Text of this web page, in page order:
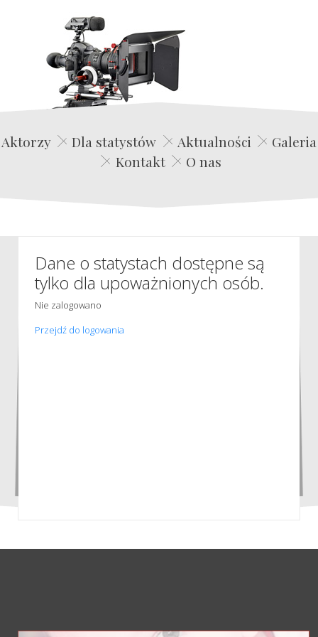
Edwin Film Agencja Aktorska
Aktorzy Dla statystów Aktualności
Galeria
Kontakt
O nas
Dane o statystach dostępne są
tylko dla upoważnionych osób.
Nie zalogowano
Przejdź do logowania